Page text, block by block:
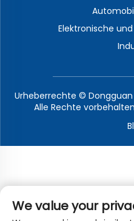
Elektronische
Urheberrechte ©
Alle Rechte
We value your